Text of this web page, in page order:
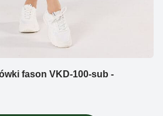
fason VKD-100-sub -